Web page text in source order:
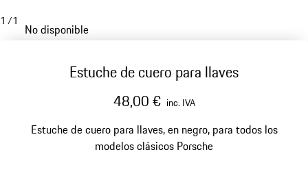
1 /1
No disponible
Estuche de cuero para llaves
48,00 € inc. IVA
Estuche de cuero para llaves, en negro, para todos los
modelos clásicos Porsche